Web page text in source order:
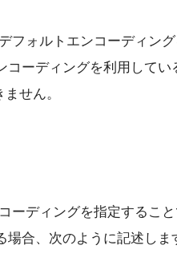
フォルトエンコーディン
ーディングを利用してい
せん。
ーディングを指定するこ
場合、次のように記述しま